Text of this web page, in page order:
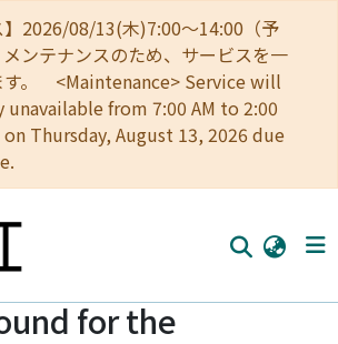
】2026/08/13(木)7:00～14:00（予
ンテナンスのため、サービスを一
す。 <Maintenance> Service will
from 7:00 AM to 2:00
Thursday, August 13, 2026 due
for the